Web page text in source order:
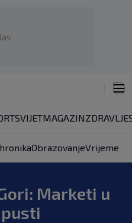
SVIJETMAGAZINZDRAVLJE
ObrazovanjeVrijeme
Marketi u